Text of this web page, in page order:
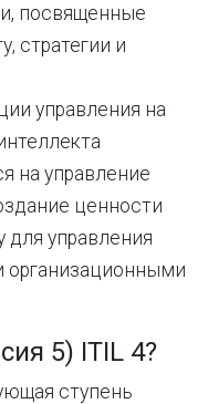
посвященные
стратегии и
управления на
на управление
ценности
управления
5) ITIL 4?
ступень